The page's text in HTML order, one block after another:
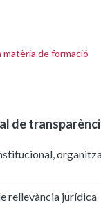
de formació
de
rellevància jurídica